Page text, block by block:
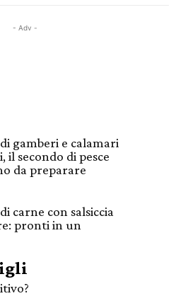
- Adv -
gamberi e calamari
il secondo di pesce
da preparare
carne con salsiccia
pronti in un